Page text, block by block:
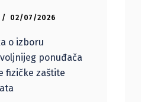
02/07/2026
o izboru
ponuđača
fizičke zaštite